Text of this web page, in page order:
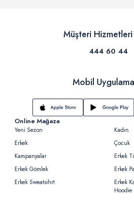
Müşteri Hizmetleri
444 60 44
Mobil
Online Mağaza
Yeni Sezon
Kadın
Erkek
Çocuk
Kampanyalar
Erkek
Erkek Gömlek
Erkek
Erkek Sweatsihrt
Erkek
Hoodie